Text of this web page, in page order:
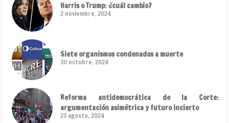
Harris o Trump: ¿cuál cambio?
2 noviembre, 2024
Siete organismos condenados a muerte
30 octubre, 2024
Reforma antidemocrática de la Corte:
argumentación asimétrica y futuro incierto
23 agosto, 2024